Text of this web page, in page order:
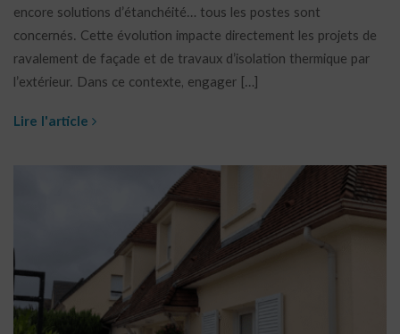
encore solutions d’étanchéité… tous les postes sont
concernés. Cette évolution impacte directement les projets de
ravalement de façade et de travaux d’isolation thermique par
l’extérieur. Dans ce contexte, engager […]
Lire l'article